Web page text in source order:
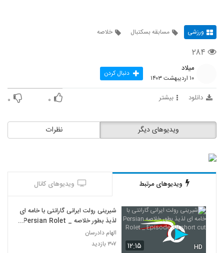
ورزشی مسابقه بسکتبال خلاصه
۲۸۴
میلاد
۱۰ اردیبهشت ۱۴۰۳ دنبال کردن
دانلود بیشتر ۰ ۰
نظرات ویدیوهای دیگر
ویدیوهای مرتبط ویدیوهای کانال
۱۲:۱۵ HD
شیرینی رولت ایرانی گارانتی با خامه ای
لذیذ بطور خلاصه Persian Rolet _
Episode 38 short cut
الهام دادرسان
۳۰۷ بازدید